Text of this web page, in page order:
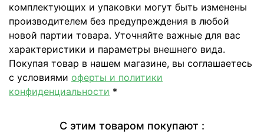
комплектующих и упаковки могут быть изменены
производителем без предупреждения в любой
новой партии товара. Уточняйте важные для вас
характеристики и параметры внешнего вида.
Покупая товар в нашем магазине, вы соглашаетесь
с условиями оферты и политики
конфиденциальности *
С этим товаром покупают :